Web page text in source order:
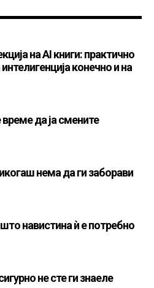
на AI книги: практично
конечно и на
да ја смените
нема да ги заборави
навистина ѝ е потребно
не сте ги знаеле